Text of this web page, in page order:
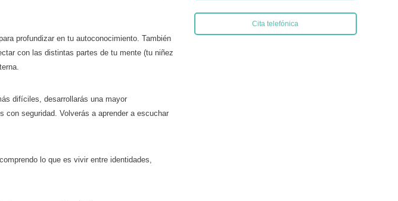
profundizar en tu autoconocimiento. También
con las distintas partes de tu mente (tu niñez
difíciles, desarrollarás una mayor
seguridad. Volverás a aprender a escuchar
lo que es vivir entre identidades,
Cita telefónica